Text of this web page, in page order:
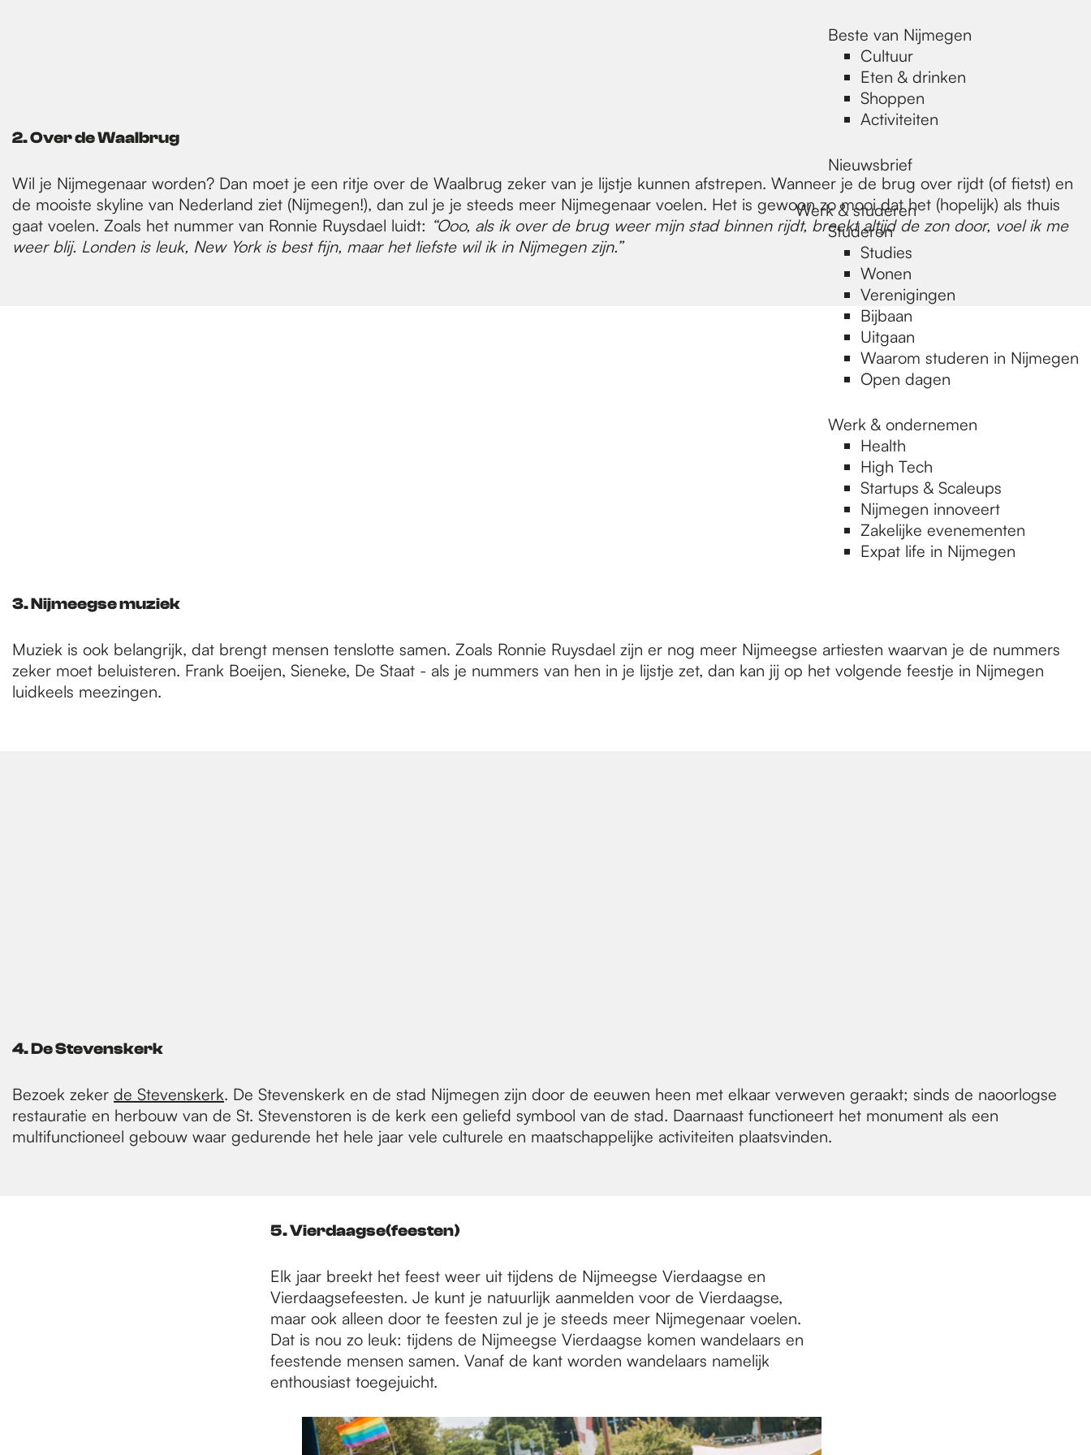
Beste van Nijmegen
Cultuur
Eten & drinken
Shoppen
Activiteiten
Nieuwsbrief
Werk & studeren
Studeren
Studies
Wonen
Verenigingen
Bijbaan
Uitgaan
Waarom studeren in Nijmegen
Open dagen
Werk & ondernemen
Health
High Tech
Startups & Scaleups
Nijmegen innoveert
Zakelijke evenementen
Expat life in Nijmegen
2. Over de Waalbrug
Wil je Nijmegenaar worden? Dan moet je een ritje over de Waalbrug zeker van je lijstje kunnen afstrepen. Wanneer je de brug over rijdt (of fietst) en
de mooiste skyline van Nederland ziet (Nijmegen!), dan zul je je steeds meer Nijmegenaar voelen. Het is gewoon zo mooi dat het (hopelijk) als thuis
gaat voelen. Zoals het nummer van Ronnie Ruysdael luidt: “Ooo, als ik over de brug weer mijn stad binnen rijdt, breekt altijd de zon door, voel ik me
weer blij. Londen is leuk, New York is best fijn, maar het liefste wil ik in Nijmegen zijn.”
3. Nijmeegse muziek
Muziek is ook belangrijk, dat brengt mensen tenslotte samen. Zoals Ronnie Ruysdael zijn er nog meer Nijmeegse artiesten waarvan je de nummers
zeker moet beluisteren. Frank Boeijen, Sieneke, De Staat - als je nummers van hen in je lijstje zet, dan kan jij op het volgende feestje in Nijmegen
luidkeels meezingen.
4. De Stevenskerk
Bezoek zeker de Stevenskerk. De Stevenskerk en de stad Nijmegen zijn door de eeuwen heen met elkaar verweven geraakt; sinds de naoorlogse
restauratie en herbouw van de St. Stevenstoren is de kerk een geliefd symbool van de stad. Daarnaast functioneert het monument als een
multifunctioneel gebouw waar gedurende het hele jaar vele culturele en maatschappelijke activiteiten plaatsvinden.
5. Vierdaagse(feesten)
Elk jaar breekt het feest weer uit tijdens de Nijmeegse Vierdaagse en
Vierdaagsefeesten. Je kunt je natuurlijk aanmelden voor de Vierdaagse,
maar ook alleen door te feesten zul je je steeds meer Nijmegenaar voelen.
Dat is nou zo leuk: tijdens de Nijmeegse Vierdaagse komen wandelaars en
feestende mensen samen. Vanaf de kant worden wandelaars namelijk
enthousiast toegejuicht.